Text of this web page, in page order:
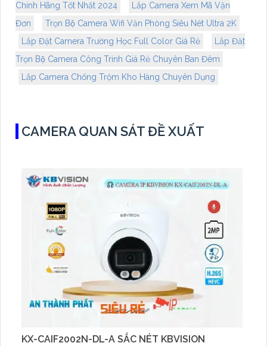
Chính Hãng Tốt Nhất 2024
Lắp Camera Xem Mã Vận
Đơn
Trọn Bộ Camera Wifi Văn Phòng Siêu Nét Ultra 2K
Lắp Đặt Camera Trường Học Full Color Giá Rẻ
Lắp Đặt
Trọn Bộ Camera Công Trình Giá Rẻ Chuyên Ban Đêm
Lắp Camera Chống Trộm Kho Hàng Chuyên Dụng
CAMERA QUAN SÁT ĐỀ XUẤT
KX-CAIF2002N-DL-A SẮC NÉT KBVISION